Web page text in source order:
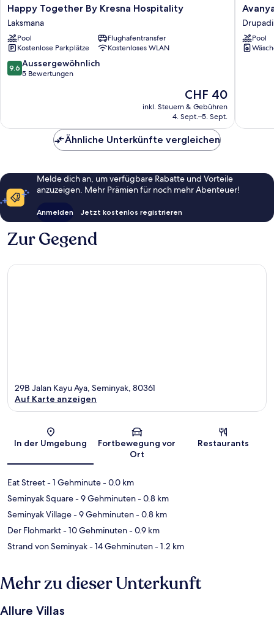
Happy
Together
By
Kresna
Hospitality
Laksmana
Happy Together By Kresna Hospitality
Laksmana
Pool
Flughafentransfer
Kostenlose Parkplätze
Kostenloses WLAN
9.6
von
9.6 Aussergewöhnlich
5 Bewertungen
Der
Preis
beträgt
CHF 40
inkl. Steuern & Gebühren
4. Sept.–5. Sept.
Avanya
Luxury
by
Pertama
Drupadi
Pool
Ähnliche Unterkünfte vergleichen
Melde dich an, um verfügbare Rabatte und Vorteile
anzuzeigen. Mehr Prämien für noch mehr Abenteuer!
Anmelden Jetzt kostenlos registrieren
Zur Gegend
Karte
29B Jalan Kayu Aya, Seminyak, 80361
Auf Karte anzeigen
In der Umgebung
Fortbewegung vor
Ort
Restaurants
Eat Street- 1 Gehminute- 0.0 km
Seminyak Square- 9 Gehminuten- 0.8 km
Seminyak Village- 9 Gehminuten- 0.8 km
Der Flohmarkt- 10 Gehminuten- 0.9 km
Strand von Seminyak- 14 Gehminuten- 1.2 km
Mehr zu dieser Unterkunft
Allure Villas